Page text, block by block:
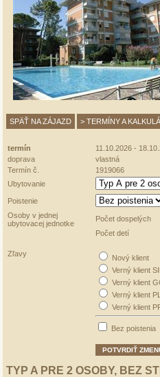
SPÄŤ NA ZÁJAZD > TERMÍNY A
termín
11.10.2026 -
doprava
vlastná
Termín č.
1919066
Ubytovanie
Poistenie
Osoby v jednej
ubytovacej jednotke
Počet dospelých
Počet detí
Zľavy
Nový klient
Verný klient
Verný klient
Verný klient
Verný klient
Bez poistenia
POTVRDIŤ
TYP A PRE 2 OSOBY, BEZ